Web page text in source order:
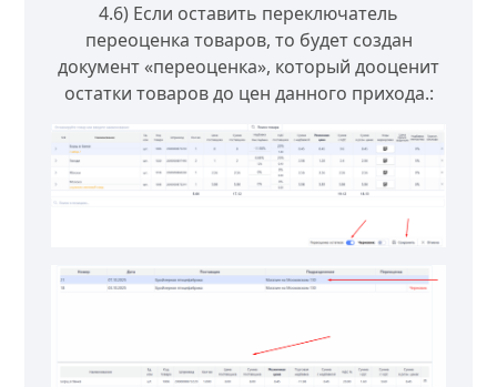
4.6) Если оставить переключатель
переоценка товаров, то будет создан
документ «переоценка», который дооценит
остатки товаров до цен данного прихода.: